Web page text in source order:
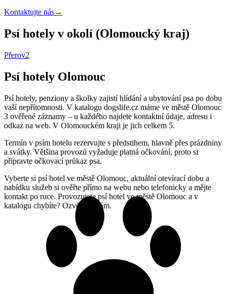
Kontaktujte nás→
Psí hotely v okolí (Olomoucký kraj)
Přerov2
Psí hotely Olomouc
Psí hotely, penziony a školky zajistí hlídání a ubytování psa po dobu
vaší nepřítomnosti. V katalogu dogslife.cz máme ve městě Olomouc
3 ověřené záznamy – u každého najdete kontaktní údaje, adresu i
odkaz na web. V Olomouckém kraji je jich celkem 5.
Termín v psím hotelu rezervujte s předstihem, hlavně přes prázdniny
a svátky. Většina provozů vyžaduje platná očkování, proto si
připravte očkovací průkaz psa.
Vyberte si psí hotel ve městě Olomouc, aktuální otevírací dobu a
nabídku služeb si ověřte přímo na webu nebo telefonicky a mějte
kontakt po ruce. Provozujete psí hotel ve městě Olomouc a v
katalogu chybíte? Ozvěte se nám.